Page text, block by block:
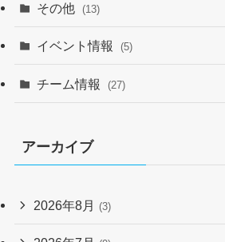
その他 (13)
イベント情報 (5)
チーム情報 (27)
アーカイブ
2026年8月 (3)